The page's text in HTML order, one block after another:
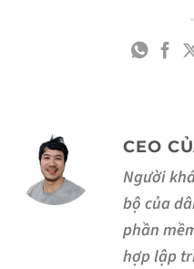
CEO
Người
bộ của
phần
hợp lập